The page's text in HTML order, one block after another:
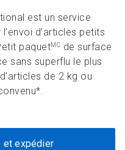
est un service
d’articles petits
paquetMC de surface
sans superflu le plus
de 2 kg ou
et expédier